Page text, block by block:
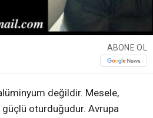
ABONE OL
değildir. Mesele,
oturduğudur. Avrupa